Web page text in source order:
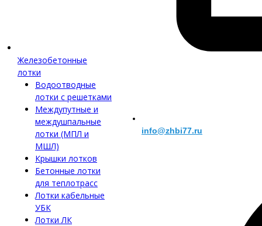
Железобетонные
лотки
Водоотводные
лотки с решетками
Междупутные и
междушпальные
лотки (МПЛ и
МШЛ)
Крышки лотков
Бетонные лотки
для теплотрасс
Лотки кабельные
УБК
Лотки ЛК
info@zhbi77.ru